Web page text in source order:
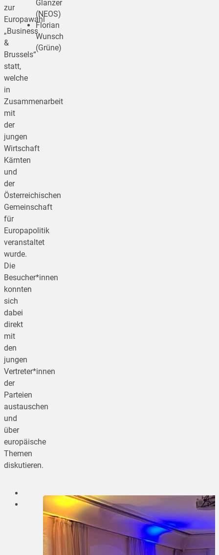
zur
Europawahl
„Business
&
Brussels“
statt,
welche
in
Zusammenarbeit
mit
der
jungen
Wirtschaft
Kärnten
und
der
Österreichischen
Gemeinschaft
für
Europapolitik
veranstaltet
wurde.
Die
Besucher*innen
konnten
sich
dabei
direkt
mit
den
jungen
Vertreter*innen
der
Parteien
austauschen
und
über
europäische
Themen
diskutieren.
Glanzer
(NEOS)
Florian
Wunsch
(Grüne)